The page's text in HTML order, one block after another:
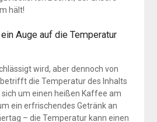
hält!
Auge auf die Temperatur
wird, aber dennoch von
die Temperatur des Inhalts
sich um einen heißen Kaffee am
ein erfrischendes Getränk an
– die Temperatur kann einen